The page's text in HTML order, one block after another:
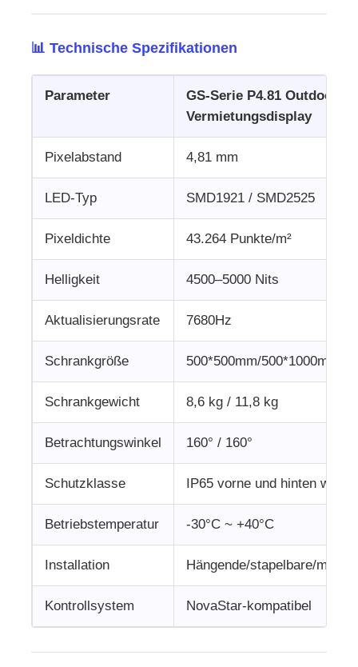
📊 Technische Spezifikationen
Parameter
GS-Serie P4.81 Outdoor-
Vermietungsdisplay
Pixelabstand 4,81 mm
LED-Typ SMD1921 / SMD2525
Pixeldichte 43.264 Punkte/m²
Helligkeit 4500–5000 Nits
Aktualisierungsrate 7680Hz
Schrankgröße 500*500mm/500*1000mm
Schrankgewicht 8,6 kg / 11,8 kg
Betrachtungswinkel 160° / 160°
Schutzklasse IP65 vorne und hinten
Betriebstemperatur -30°C ~ +40°C
Installation Hängende/stapelbare/
Kontrollsystem NovaStar-kompatibel